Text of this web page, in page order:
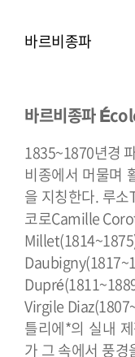
바르비종파
바르비종파
1835~1870년경
비종에서 머물며
을 지칭한다. 루
코로Camille
Virgile
틀리에*의 실내
가 그 속에서 풍